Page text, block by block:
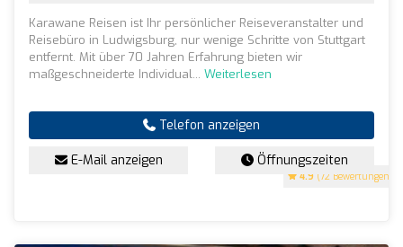
4.9 (72 Bewertungen)
Karawane Reisen ist Ihr persönlicher Reiseveranstalter und
Reisebüro in Ludwigsburg, nur wenige Schritte von Stuttgart
entfernt. Mit über 70 Jahren Erfahrung bieten wir
maßgeschneiderte Individual... Weiterlesen
Telefon anzeigen
E-Mail anzeigen Öffnungszeiten